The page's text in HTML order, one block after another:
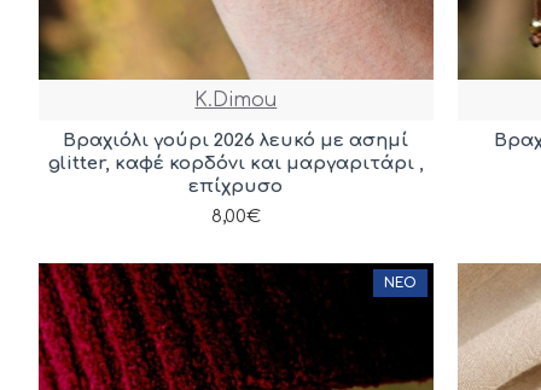
K.Dimou
Βραχιόλι γούρι 2026 λευκό με ασημί
glitter, καφέ κορδόνι και μαργαριτάρι ,
επίχρυσο
8,00€
ΝΈΟ